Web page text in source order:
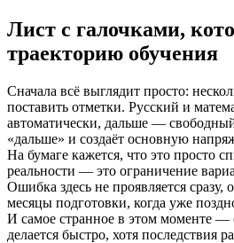
Лист с галочками,
траекторию обучения
Сначала всё выглядит просто:
поставить отметки. Русский и
автоматически, дальше —
«дальше» и создаёт основную
На бумаге кажется, что это просто
реальности — это ограничение
Ошибка здесь не проявляется сразу,
месяцы подготовки, когда уже
И самое странное в этом моменте
делается быстро, хотя последствия